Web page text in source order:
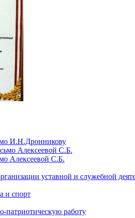
И.Н.Дронникову
Алексеевой С.Б.
уставной и служебной
и спорт
патриотическую работу